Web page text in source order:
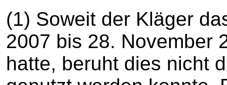
(1) Soweit der Kläger
2007 bis 28. November
hatte, beruht dies nicht